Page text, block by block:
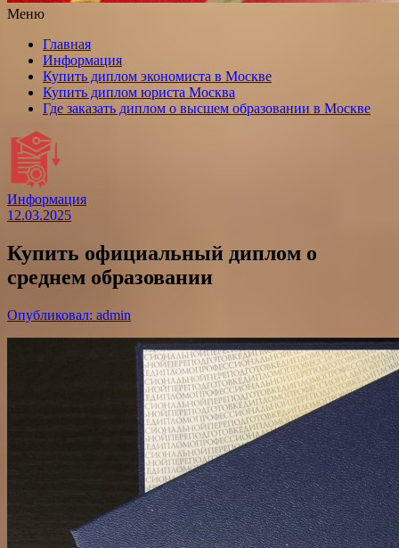
Меню
Главная
Информация
Купить диплом экономиста в Москве
Купить диплом юриста Москва
Где заказать диплом о высшем образовании в Москве
Информация
12.03.2025
Купить официальный диплом о
среднем образовании
Опубликовал: admin